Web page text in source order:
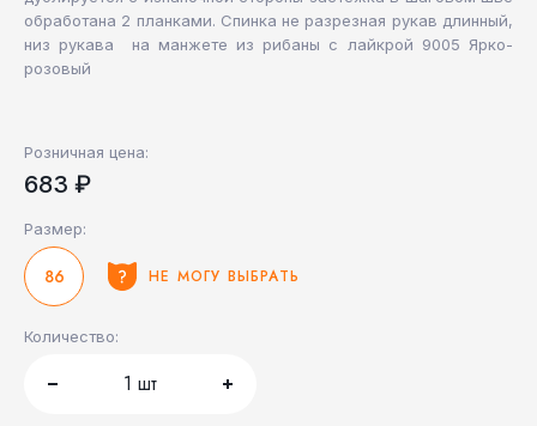
обработана 2 планками. Спинка не разрезная рукав длинный,
низ рукава на манжете из рибаны с лайкрой 9005 Ярко-
розовый
Розничная цена:
683 ₽
Размер:
86 НЕ МОГУ ВЫБРАТЬ
Количество:
1 шт